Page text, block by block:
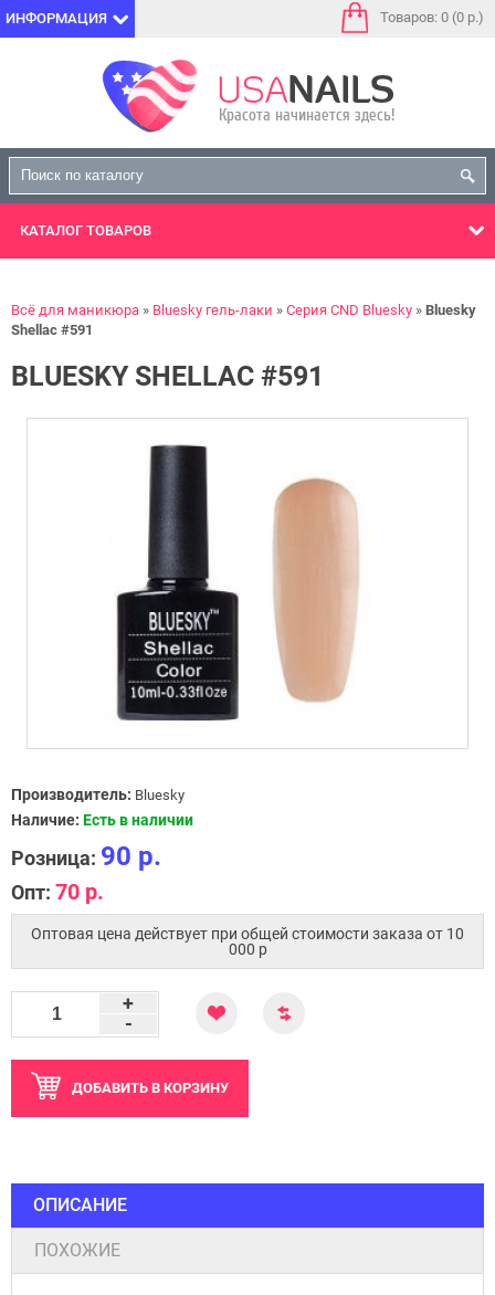
ИНФОРМАЦИЯ Товаров: 0 (0 р.)
КАТАЛОГ ТОВАРОВ
Всё для маникюра Bluesky гель-лаки Серия CND Bluesky
Bluesky
Shellac #591
BLUESKY SHELLAC #591
Производитель: Bluesky
Наличие: Есть в наличии
Розница: 90 р.
Опт: 70 р.
Оптовая цена действует при общей стоимости заказа от 10
000 p
-
+
ДОБАВИТЬ В КОРЗИНУ
ОПИСАНИЕ
ПОХОЖИЕ